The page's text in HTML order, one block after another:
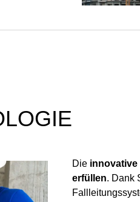
Die innovative
erfüllen. Dank